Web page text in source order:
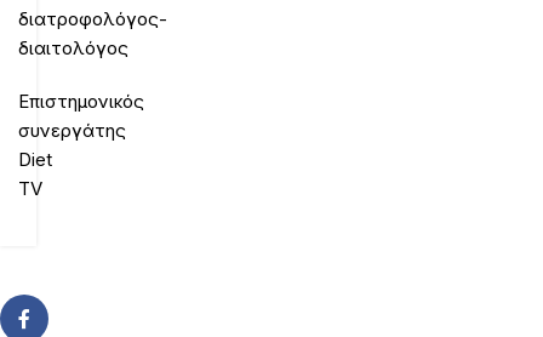
διατροφολόγος-
διαιτολόγος
Επιστημονικός
συνεργάτης
Diet
TV